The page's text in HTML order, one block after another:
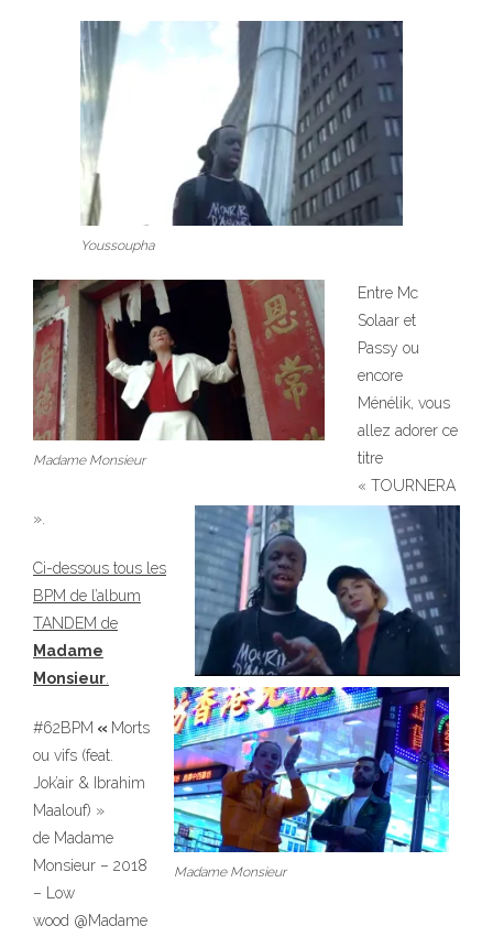
Youssoupha
Madame Monsieur
Entre Mc
Solaar et
Passy ou
encore
Ménélik, vous
allez adorer ce
titre
« TOURNERA
».
Madame Monsieur
Ci-dessous tous les
BPM de l’album
TANDEM de
Madame
Monsieur
#62BPM « Morts
ou vifs (feat.
Jok’air & Ibrahim
Maalouf) »
de Madame
Monsieur – 2018
– Low
wood @Madame